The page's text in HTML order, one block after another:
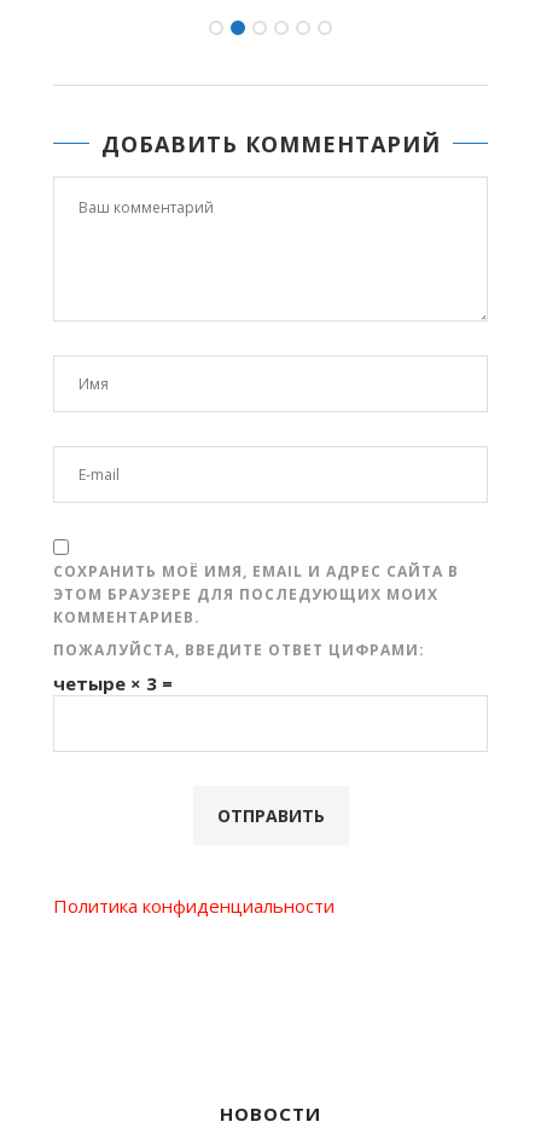
ДОБАВИТЬ КОММЕНТАРИЙ
СОХРАНИТЬ МОЁ ИМЯ, EMAIL И АДРЕС САЙТА В
ЭТОМ БРАУЗЕРЕ ДЛЯ ПОСЛЕДУЮЩИХ МОИХ
КОММЕНТАРИЕВ.
ПОЖАЛУЙСТА, ВВЕДИТЕ ОТВЕТ ЦИФРАМИ:
четыре × 3 =
Политика конфиденциальности
НОВОСТИ